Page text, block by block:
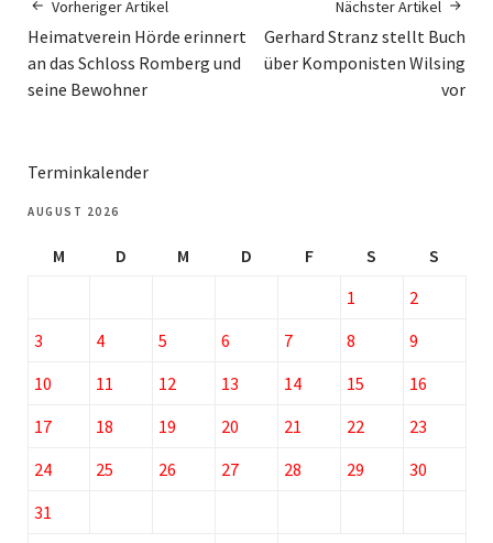
Vorheriger Artikel
Heimatverein Hörde erinnert
an das Schloss Romberg und
seine Bewohner
Nächster Artikel
Gerhard Stranz stellt Buch
über Komponisten Wilsing
vor
Terminkalender
AUGUST 2026
M D M D F S
S
1
2
3
4 5 6 7 8
9
10
11 12 13 14 15
16
17
18 19 20 21 22
23
24
25 26 27 28 29
30
31